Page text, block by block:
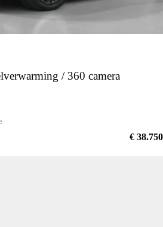
/ 360 camera
€ 38.750